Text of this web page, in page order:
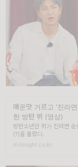
매운맛 거르고 ‘진라면
한 방탄 뷔 (영상)
방탄소년단 뷔가 진라면
(?)을 불렀다.
m.insight.co.kr